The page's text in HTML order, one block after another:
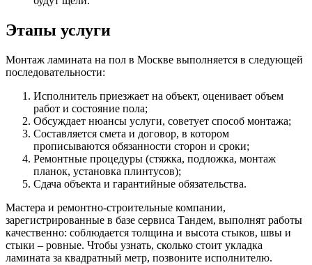
Этапы услуги
Монтаж ламината на пол в Москве выполняется в следующей
последовательности:
Исполнитель приезжает на объект, оценивает объем
работ и состояние пола;
Обсуждает нюансы услуги, советует способ монтажа;
Составляется смета и договор, в котором
прописываются обязанности сторон и сроки;
Ремонтные процедуры (стяжка, подложка, монтаж
планок, установка плинтусов);
Сдача объекта и гарантийные обязательства.
Мастера и ремонтно-строительные компании,
зарегистрированные в базе сервиса Тандем, выполнят работы
качественно: соблюдается толщина и высота стыков, швы и
стыки – ровные. Чтобы узнать, сколько стоит укладка
ламината за квадратный метр, позвоните исполнителю.